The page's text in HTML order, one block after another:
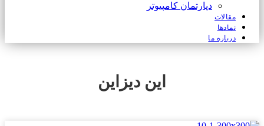
دپارتمان کامپیوتر
مقالات
نمادها
درباره ما
این دیزاین